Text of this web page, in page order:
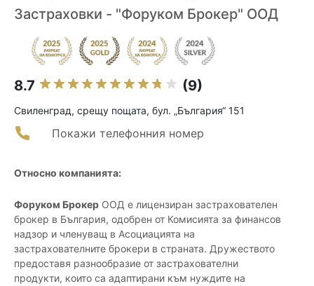
Застраховки - "Форуком Брокер" ООД
8.7 (9)
Свиленград, срещу пощата, бул. „България“ 151
Покажи телефонния номер
Относно компанията:
Форуком Брокер ООД е лицензиран застрахователен
брокер в България, одобрен от Комисията за финансов
надзор и членуващ в Асоциацията на
застрахователните брокери в страната. Дружеството
предоставя разнообразие от застрахователни
продукти, които са адаптирани към нуждите на